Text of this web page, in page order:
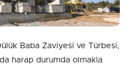
Baba Zaviyesi ve Türbesi,
harap durumda olmakla